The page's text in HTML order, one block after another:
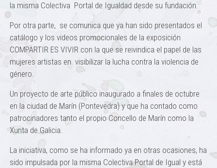
la misma Colectiva Portal de Igualdad desde su fundación.
Por otra parte, se comunica que ya han sido presentados el
catálogo y los videos promocionales de la exposición
COMPARTIR ES VIVIR con la que se reivindica el papel de las
mujeres artistas en visibilizar la lucha contra la violencia de
género.
Un proyecto de arte público inaugurado a finales de octubre
en la ciudad de Marín (Pontevedra) y que ha contado como
patrocinadores tanto el propio Concello de Marín como la
Xunta de Galicia.
La iniciativa, como se ha informado ya en otras ocasiones, ha
sido impulsada por la misma Colectiva Portal de Igual y está